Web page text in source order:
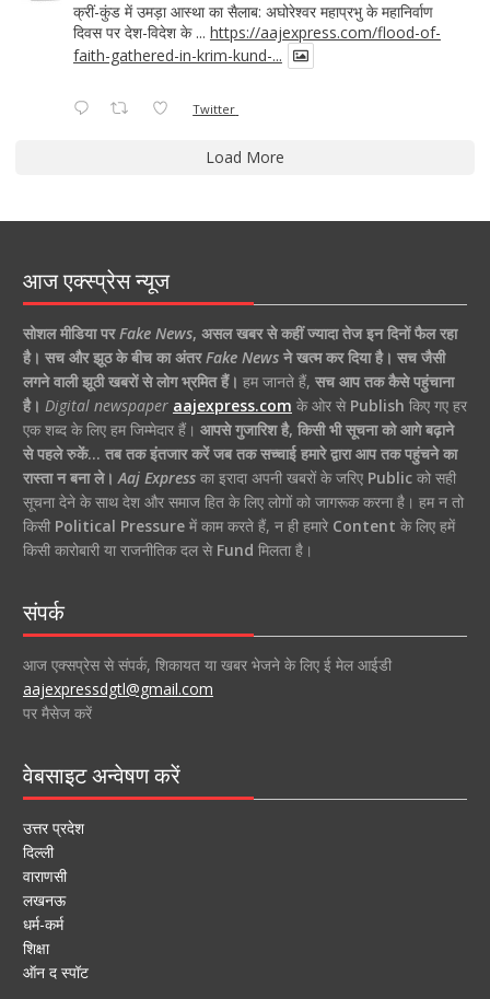
क्रीं-कुंड में उमड़ा आस्था का सैलाब: अघोरेश्वर महाप्रभु के महानिर्वाण
दिवस पर देश-विदेश के ... https://aajexpress.com/flood-of-
faith-gathered-in-krim-kund-...
Twitter
Load More
आज एक्स्प्रेस न्यूज
सोशल मीडिया परFake News, असल खबर से कहीं ज्यादा तेज इन दिनों फैल रहा
है। सच और झूठ के बीच का अंतरFake Newsने खत्म कर दिया है। सच जैसी
लगने वाली झूठी खबरों से लोग भ्रमित हैं। हम जानते हैं, सच आप तक कैसे पहुंचाना
है। Digital newspaper aajexpress.com के ओर से Publish किए गए हर
एक शब्द के लिए हम जिम्मेदार हैं। आपसे गुजारिश है, किसी भी सूचना को आगे बढ़ाने
से पहले रुकें… तब तक इंतजार करें जब तक सच्चाई हमारे द्वारा आप तक पहुंचने का
रास्ता न बना ले। Aaj Expressका इरादा अपनी खबरों के जरिए Publicको सही
सूचना देने के साथ देश और समाज हित के लिए लोगों को जागरूक करना है। हम न तो
किसी Political Pressureमें काम करते हैं, न ही हमारे Content के लिए हमें
किसी कारोबारी या राजनीतिक दल से Fund मिलता है।
संपर्क
आज एक्सप्रेस से संपर्क, शिकायत या खबर भेजने के लिए ई मेल आईडी
aajexpressdgtl@gmail.com
पर मैसेज करें
वेबसाइट अन्वेषण करें
उत्तर प्रदेश
दिल्ली
वाराणसी
लखनऊ
धर्म-कर्म
शिक्षा
ऑन द स्पॉट